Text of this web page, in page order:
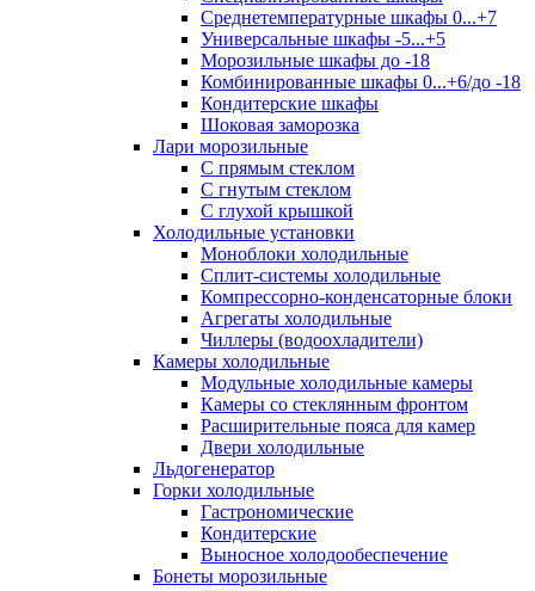
Среднетемпературные шкафы 0...+7
Универсальные шкафы -5...+5
Морозильные шкафы до -18
Комбинированные шкафы 0...+6/до -18
Кондитерские шкафы
Шоковая заморозка
Лари морозильные
С прямым стеклом
С гнутым стеклом
С глухой крышкой
Холодильные установки
Моноблоки холодильные
Сплит-системы холодильные
Компрессорно-конденсаторные блоки
Агрегаты холодильные
Чиллеры (водоохладители)
Камеры холодильные
Модульные холодильные камеры
Камеры со стеклянным фронтом
Расширительные пояса для камер
Двери холодильные
Льдогенератор
Горки холодильные
Гастрономические
Кондитерские
Выносное холодообеспечение
Бонеты морозильные